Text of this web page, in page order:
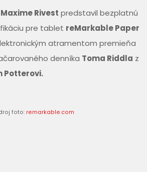
Maxime Rivest predstavil bezplatnú
pre tablet reMarkable Paper
atramentom premieňa
denníka Toma Riddla z
Potterovi.
foto: remarkable.com